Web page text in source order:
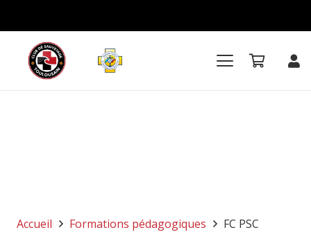
Accueil Formations pédagogiques FC PSC